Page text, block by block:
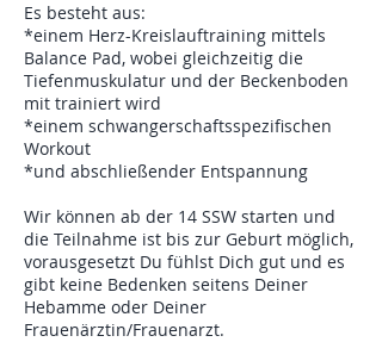
Es besteht aus:
*einem Herz-Kreislauftraining mittels
Balance Pad, wobei gleichzeitig die
Tiefenmuskulatur und der Beckenboden
mit trainiert wird
*einem schwangerschaftsspezifischen
Workout
*und abschließender Entspannung
Wir können ab der 14 SSW starten und
die Teilnahme ist bis zur Geburt möglich,
vorausgesetzt Du fühlst Dich gut und es
gibt keine Bedenken seitens Deiner
Hebamme oder Deiner
Frauenärztin/Frauenarzt.